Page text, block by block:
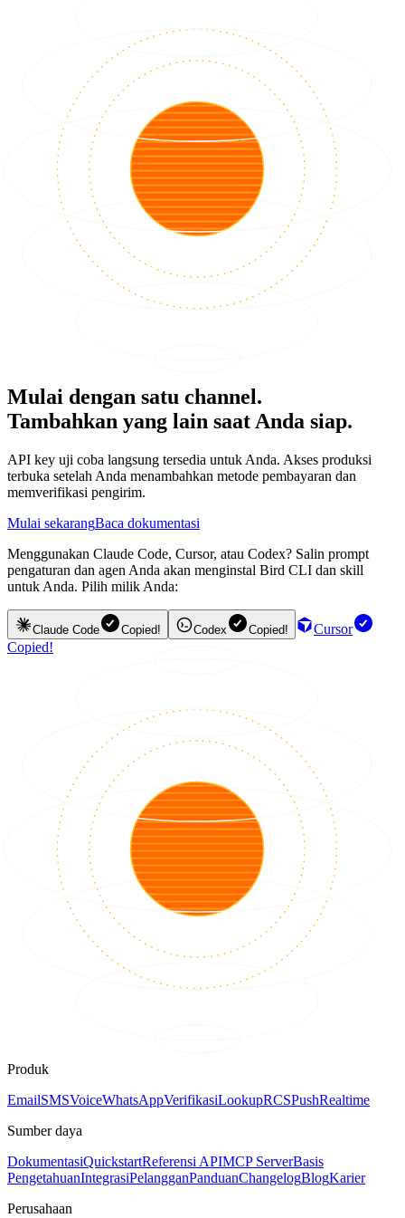
Mulai dengan satu channel.
Tambahkan yang lain saat Anda siap.
API key uji coba langsung tersedia untuk Anda. Akses produksi
terbuka setelah Anda menambahkan metode pembayaran dan
memverifikasi pengirim.
Mulai sekarangBaca dokumentasi
Menggunakan Claude Code, Cursor, atau Codex? Salin prompt
pengaturan dan agen Anda akan menginstal Bird CLI dan skill
untuk Anda. Pilih milik Anda:
Claude Code Copied! Codex Copied!
Cursor
Copied!
Produk
EmailSMSVoiceWhatsAppVerifikasiLookupRCSPushRealtime
Sumber daya
DokumentasiQuickstartReferensi APIMCP ServerBasis
PengetahuanIntegrasiPelangganPanduanChangelogBlogKarier
Perusahaan